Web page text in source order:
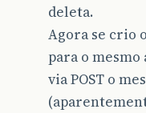
deleta.
Agora se crio
para o
via POST o